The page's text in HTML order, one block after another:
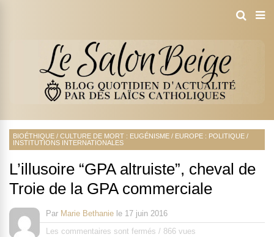
BIOÉTHIQUE / CULTURE DE MORT : EUGÉNISME / EUROPE : POLITIQUE /
INSTITUTIONS INTERNATIONALES
L’illusoire “GPA altruiste”, cheval de
Troie de la GPA commerciale
Par Marie Bethanie le 17 juin 2016
Les commentaires sont fermés / 866 vues